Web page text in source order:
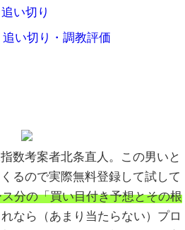
追い切り
追い切り・調教評価
数考案者北条直人。この男いと
るので実際無料登録して試して
分の「買い目付き予想とその根
れなら（あまり当たらない）プロ